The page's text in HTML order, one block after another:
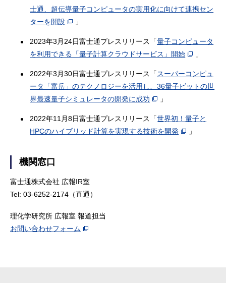
士通、超伝導量子コンピュータの実用化に向けて連携セン
ターを開設
」
2023年3月24日富士通プレスリリース「量子コンピュータ
を利用できる「量子計算クラウドサービス」開始
」
2022年3月30日富士通プレスリリース「スーパーコンピュ
ータ「富岳」のテクノロジーを活用し、36量子ビットの世
界最速量子シミュレータの開発に成功
」
2022年11月8日富士通プレスリリース「世界初！量子と
HPCのハイブリッド計算を実現する技術を開発
」
機関窓口
富士通株式会社 広報IR室
Tel: 03-6252-2174（直通）
理化学研究所 広報室 報道担当
お問い合わせフォーム